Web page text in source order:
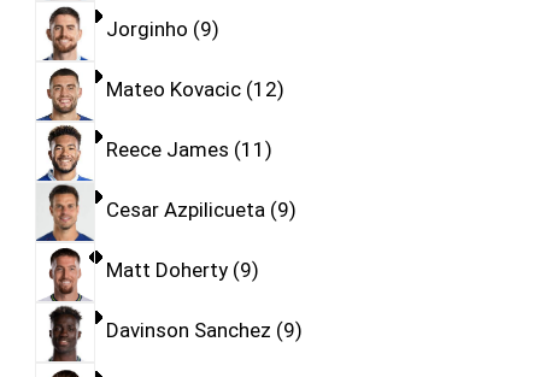
Jorginho 9
Mateo Kovacic 12
Reece James 11
Cesar Azpilicueta 9
Matt Doherty 9
Davinson Sanchez 9